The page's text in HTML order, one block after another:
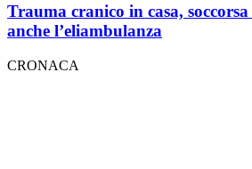
Trauma cranico in casa,
anche l’eliambulanza
CRONACA